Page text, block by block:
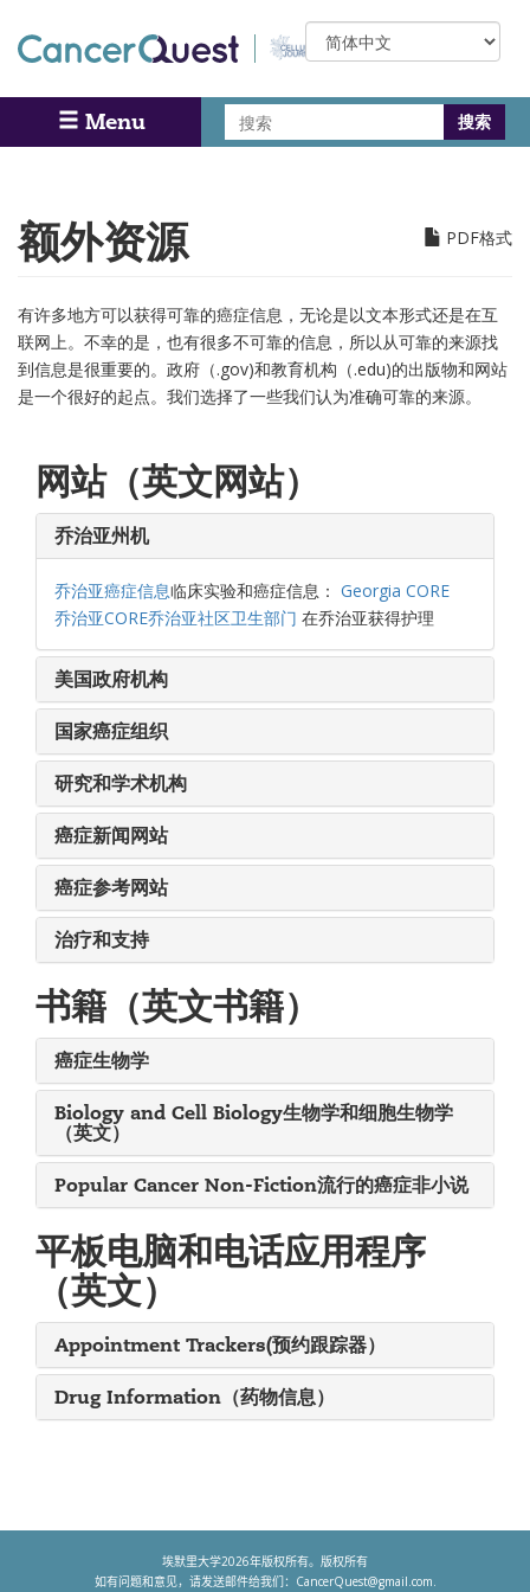
main
content
Select
your
Menu
Search
索
PDF格式
额外资源
有许多地方可以获得可靠的癌症信息，无论是以文本形式还是在互
联网上。不幸的是，也有很多不可靠的信息，所以从可靠的来源找
到信息是很重要的。政府（.gov)和教育机构（.edu)的出版物和网站
是一个很好的起点。我们选择了一些我们认为准确可靠的来源。
网站（英文网站）
乔治亚州机
乔治亚癌症信息临床实验和癌症信息： Georgia CORE
乔治亚CORE乔治亚社区卫生部门 在乔治亚获得护理
美国政府机构
国家癌症组织
研究和学术机构
癌症新闻网站
癌症参考网站
治疗和支持
书籍（英文书籍）
癌症生物学
Biology and Cell Biology生物学和细胞生物学
（英文）
Popular Cancer Non-Fiction流行的癌症非小说
平板电脑和电话应用程序
（英文）
Appointment Trackers(预约跟踪器）
Drug Information（药物信息）
埃默里大学2026年版权所有。版权所有
如有问题和意见，请发送邮件给我们： CancerQuest@gmail.com